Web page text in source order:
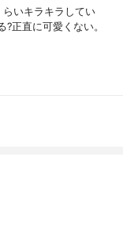
いキラキラしてい
正直に可愛くない。